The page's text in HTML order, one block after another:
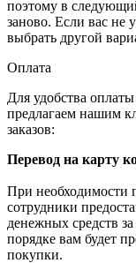
поэтому в
заново. Если вас не
выбрать другой
Оплата
Для удобства
предлагаем нашим
заказов:
Перевод на карту
При необходимости
сотрудники
денежных средств
порядке вам будет
покупки.